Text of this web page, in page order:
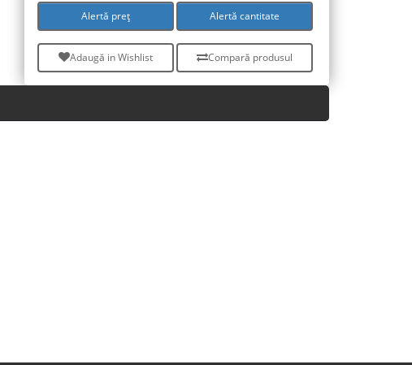
Alertă preț Alertă cantitate
Adaugă in Wishlist Compară produsul